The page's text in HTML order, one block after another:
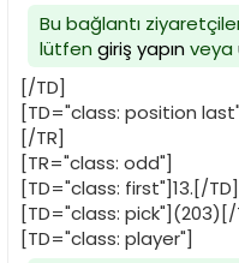
Bu bağlantı
lütfen giriş yapınveya
[/TD]
[TD="class: position
[/TR]
[TR="class: odd"]
[TD="class: first"]13.[/TD]
[TD="class: pick"](203)[/
[TD="class: player"]